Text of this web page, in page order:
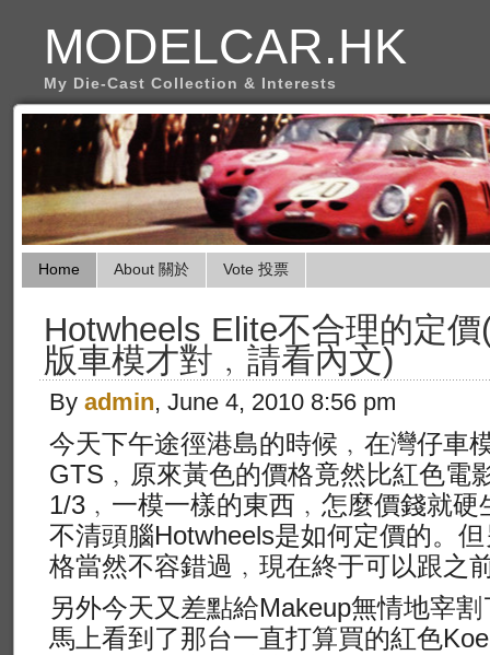
MODELCAR.HK
My Die-Cast Collection & Interests
Home About 關於 Vote 投票
Hotwheels Elite不合理的定
版車模才對﹐請看內文)
By admin, June 4, 2010 8:56 pm
今天下午途徑港島的時候﹐在灣仔車
GTS﹐原來黃色的價格竟然比紅色電
1/3﹐一模一樣的東西﹐怎麼價錢就
不清頭腦Hotwheels是如何定價的。
格當然不容錯過﹐現在終于可以跟之
另外今天又差點給Makeup無情地宰
馬上看到了那台一直打算買的紅色